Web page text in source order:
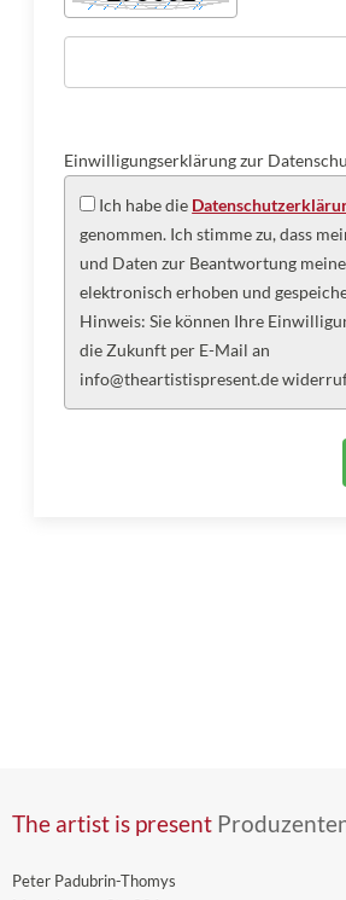
Einwilligungserklärung zur
Ich habe die
genommen. Ich stimme zu, dass
und Daten zur Beantwortung
elektronisch erhoben und
Hinweis: Sie können Ihre
die Zukunft per E-Mail an
info@theartistispresent.de
The artist is present
Peter Padubrin-Thomys